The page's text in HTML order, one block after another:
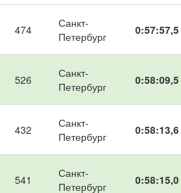
474
Санкт-
Петербург
0:57:57,5
526
Санкт-
Петербург
0:58:09,5
432
Санкт-
Петербург
0:58:13,6
541
Санкт-
Петербург
0:58:15,0